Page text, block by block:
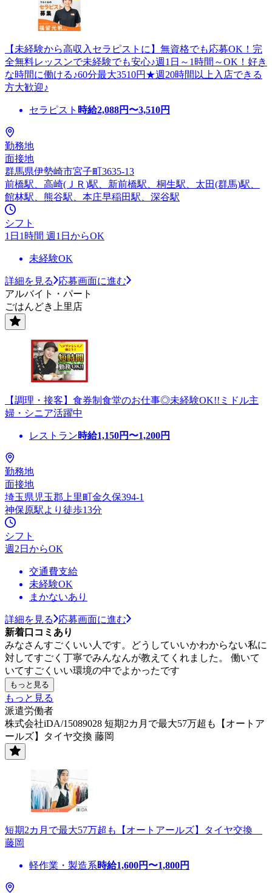
【未経験から高収入セラピストに】無資格でも応募OK！完
全無料レッスンで未経験でも安心♪週1日～1時間～OK！好き
な時間に働ける♪60分最大3510円★週20時間以上入店できる
方大歓迎♪
セラピスト 時給2,088円〜3,510円
勤務地
面接地
群馬県伊勢崎市宮子町3635-13
前橋駅、高崎(ＪＲ)駅、新前橋駅、桐生駅、太田(群馬)駅、
館林駅、熊谷駅、本庄早稲田駅、深谷駅
シフト
1日1時間 週1日からOK
未経験OK
詳細を見る
応募画面に進む
アルバイト・パート
ごはんどき上里店
【調理・接客】食券制食堂のお仕事◎未経験OK!!ミドル主
婦・シニア活躍中
レストラン時給1,150円〜1,200円
勤務地
面接地
埼玉県児玉郡上里町金久保394-1
神保原駅より徒歩13分
シフト
週2日からOK
交通費支給
未経験OK
まかないあり
詳細を見る
応募画面に進む
新着口コミあり
みなさんすごくいい人です。どうしていいかわからない私に
対してすごく丁寧でみんなんが教えてくれました。 働いて
いてすごくいい環境の中でよかったです
もっと見る
もっと見る
派遣労働者
株式会社iDA/15089028 短期2カ月で最大57万超も【オートア
ールズ】タイヤ交換 藤岡
短期2カ月で最大57万超も【オートアールズ】タイヤ交換
藤岡
軽作業・製造系時給1,600円〜1,800円